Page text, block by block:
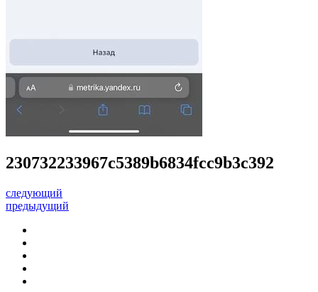
230732233967c5389b6834fcc9b3c392
следующий
предыдущий